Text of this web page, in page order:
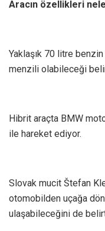
Aracın özellikleri
Yaklaşık 70 litre
menzili olabileceği
Hibrit araçta BMW
ile hareket ediyor.
Slovak mucit Štefan
otomobilden uçağa
ulaşabileceğini de